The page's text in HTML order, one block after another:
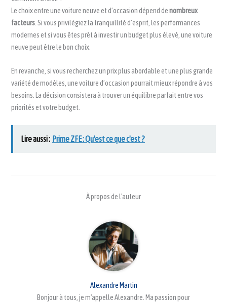
Le choix entre une voiture neuve et d’occasion dépend denombreux
facteurs . Si vous privilégiez la tranquillité d’esprit, les performances
modernes et si vous êtes prêt à investir un budget plus élevé, une voiture
neuve peut être le bon choix.
En revanche, si vous recherchez un prix plus abordable et une plus grande
variété de modèles, une voiture d’occasion pourrait mieux répondre à vos
besoins. La décision consistera à trouver un équilibre parfait entre vos
priorités et votre budget.
Lire aussi : Prime ZFE : Qu'est ce que c'est ?
À propos de l'auteur
Alexandre Martin
Bonjour à tous, je m'appelle Alexandre. Ma passion pour